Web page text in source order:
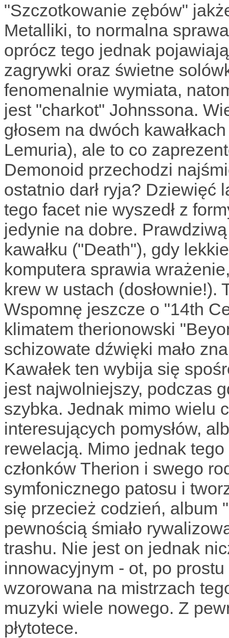
"Szczotkowanie zębów"
Metalliki, to normalna
oprócz tego jednak
zagrywki oraz świetne
fenomenalnie wymiata,
jest "charkot" Johnssona.
głosem na dwóch
Lemuria), ale to co
Demonoid przechodzi
ostatnio darł ryja? Dziewięć
tego facet nie wyszedł z
jedynie na dobre.
kawałku ("Death"), gdy
komputera sprawia
krew w ustach (dosłownie!).
Wspomnę jeszcze o "14th
klimatem therionowski
schizowate dźwięki mało
Kawałek ten wybija się
jest najwolniejszy, podczas
szybka. Jednak mimo wielu
interesujących pomysłów,
rewelacją. Mimo jednak
członków Therion i swego
symfonicznego patosu i
się przecież codzień, album
pewnością śmiało
trashu. Nie jest on jednak
innowacyjnym - ot, po
wzorowana na mistrzach
muzyki wiele nowego. Z
płytotece.